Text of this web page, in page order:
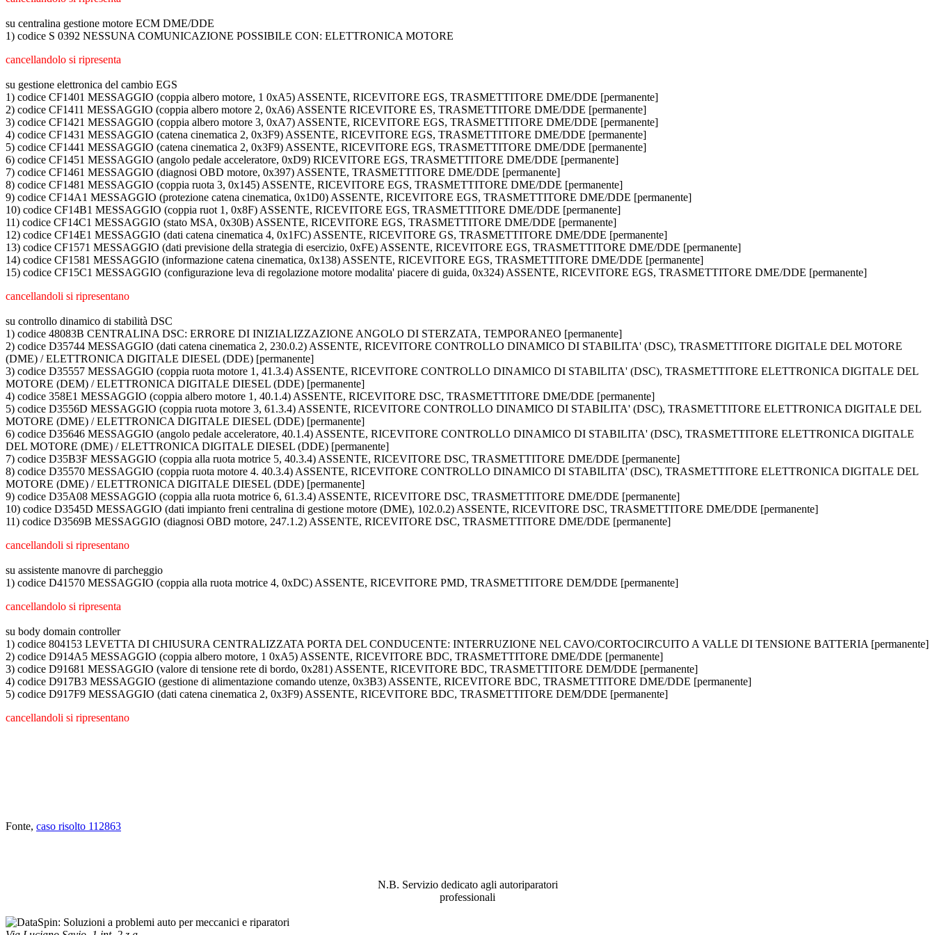
su centralina gestione motore ECM DME/DDE
1) codice S 0392 NESSUNA COMUNICAZIONE POSSIBILE CON: ELETTRONICA MOTORE
cancellandolo si ripresenta
su gestione elettronica del cambio EGS
1) codice CF1401 MESSAGGIO (coppia albero motore, 1 0xA5) ASSENTE, RICEVITORE EGS, TRASMETTITORE DME/DDE [permanente]
2) codice CF1411 MESSAGGIO (coppia albero motore 2, 0xA6) ASSENTE RICEVITORE ES, TRASMETTITORE DME/DDE [permanente]
3) codice CF1421 MESSAGGIO (coppia albero motore 3, 0xA7) ASSENTE, RICEVITORE EGS, TRASMETTITORE DME/DDE [permanente]
4) codice CF1431 MESSAGGIO (catena cinematica 2, 0x3F9) ASSENTE, RICEVITORE EGS, TRASMETTITORE DME/DDE [permanente]
5) codice CF1441 MESSAGGIO (catena cinematica 2, 0x3F9) ASSENTE, RICEVITORE EGS, TRASMETTITORE DME/DDE [permanente]
6) codice CF1451 MESSAGGIO (angolo pedale acceleratore, 0xD9) RICEVITORE EGS, TRASMETTITORE DME/DDE [permanente]
7) codice CF1461 MESSAGGIO (diagnosi OBD motore, 0x397) ASSENTE, TRASMETTITORE DME/DDE [permanente]
8) codice CF1481 MESSAGGIO (coppia ruota 3, 0x145) ASSENTE, RICEVITORE EGS, TRASMETTITORE DME/DDE [permanente]
9) codice CF14A1 MESSAGGIO (protezione catena cinematica, 0x1D0) ASSENTE, RICEVITORE EGS, TRASMETTITORE DME/DDE [permanente]
10) codice CF14B1 MESSAGGIO (coppia ruot 1, 0x8F) ASSENTE, RICEVITORE EGS, TRASMETTITORE DME/DDE [permanente]
11) codice CF14C1 MESSAGGIO (stato MSA, 0x30B) ASSENTE, RICEVITORE EGS, TRASMETTITORE DME/DDE [permanente]
12) codice CF14E1 MESSAGGIO (dati catena cinematica 4, 0x1FC) ASSENTE, RICEVITORE GS, TRASMETTITORE DME/DDE [permanente]
13) codice CF1571 MESSAGGIO (dati previsione della strategia di esercizio, 0xFE) ASSENTE, RICEVITORE EGS, TRASMETTITORE DME/DDE [permanente]
14) codice CF1581 MESSAGGIO (informazione catena cinematica, 0x138) ASSENTE, RICEVITORE EGS, TRASMETTITORE DME/DDE [permanente]
15) codice CF15C1 MESSAGGIO (configurazione leva di regolazione motore modalita' piacere di guida, 0x324) ASSENTE, RICEVITORE EGS, TRASMETTITORE DME/DDE [permanente]
cancellandoli si ripresentano
su controllo dinamico di stabilità DSC
1) codice 48083B CENTRALINA DSC: ERRORE DI INIZIALIZZAZIONE ANGOLO DI STERZATA, TEMPORANEO [permanente]
2) codice D35744 MESSAGGIO (dati catena cinematica 2, 230.0.2) ASSENTE, RICEVITORE CONTROLLO DINAMICO DI STABILITA' (DSC), TRASMETTITORE DIGITALE DEL MOTORE
(DME) / ELETTRONICA DIGITALE DIESEL (DDE) [permanente]
3) codice D35557 MESSAGGIO (coppia ruota motore 1, 41.3.4) ASSENTE, RICEVITORE CONTROLLO DINAMICO DI STABILITA' (DSC), TRASMETTITORE ELETTRONICA DIGITALE DEL
MOTORE (DEM) / ELETTRONICA DIGITALE DIESEL (DDE) [permanente]
4) codice 358E1 MESSAGGIO (coppia albero motore 1, 40.1.4) ASSENTE, RICEVITORE DSC, TRASMETTITORE DME/DDE [permanente]
5) codice D3556D MESSAGGIO (coppia ruota motore 3, 61.3.4) ASSENTE, RICEVITORE CONTROLLO DINAMICO DI STABILITA' (DSC), TRASMETTITORE ELETTRONICA DIGITALE DEL
MOTORE (DME) / ELETTRONICA DIGITALE DIESEL (DDE) [permanente]
6) codice D35646 MESSAGGIO (angolo pedale acceleratore, 40.1.4) ASSENTE, RICEVITORE CONTROLLO DINAMICO DI STABILITA' (DSC), TRASMETTITORE ELETTRONICA DIGITALE
DEL MOTORE (DME) / ELETTRONICA DIGITALE DIESEL (DDE) [permanente]
7) codice D35B3F MESSAGGIO (coppia alla ruota motrice 5, 40.3.4) ASSENTE, RICEVITORE DSC, TRASMETTITORE DME/DDE [permanente]
8) codice D35570 MESSAGGIO (coppia ruota motore 4. 40.3.4) ASSENTE, RICEVITORE CONTROLLO DINAMICO DI STABILITA' (DSC), TRASMETTITORE ELETTRONICA DIGITALE DEL
MOTORE (DME) / ELETTRONICA DIGITALE DIESEL (DDE) [permanente]
9) codice D35A08 MESSAGGIO (coppia alla ruota motrice 6, 61.3.4) ASSENTE, RICEVITORE DSC, TRASMETTITORE DME/DDE [permanente]
10) codice D3545D MESSAGGIO (dati impianto freni centralina di gestione motore (DME), 102.0.2) ASSENTE, RICEVITORE DSC, TRASMETTITORE DME/DDE [permanente]
11) codice D3569B MESSAGGIO (diagnosi OBD motore, 247.1.2) ASSENTE, RICEVITORE DSC, TRASMETTITORE DME/DDE [permanente]
cancellandoli si ripresentano
su assistente manovre di parcheggio
1) codice D41570 MESSAGGIO (coppia alla ruota motrice 4, 0xDC) ASSENTE, RICEVITORE PMD, TRASMETTITORE DEM/DDE [permanente]
cancellandolo si ripresenta
su body domain controller
1) codice 804153 LEVETTA DI CHIUSURA CENTRALIZZATA PORTA DEL CONDUCENTE: INTERRUZIONE NEL CAVO/CORTOCIRCUITO A VALLE DI TENSIONE BATTERIA [permanente]
2) codice D914A5 MESSAGGIO (coppia albero motore, 1 0xA5) ASSENTE, RICEVITORE BDC, TRASMETTITORE DME/DDE [permanente]
3) codice D91681 MESSAGGIO (valore di tensione rete di bordo, 0x281) ASSENTE, RICEVITORE BDC, TRASMETTITORE DEM/DDE [permanente]
4) codice D917B3 MESSAGGIO (gestione di alimentazione comando utenze, 0x3B3) ASSENTE, RICEVITORE BDC, TRASMETTITORE DME/DDE [permanente]
5) codice D917F9 MESSAGGIO (dati catena cinematica 2, 0x3F9) ASSENTE, RICEVITORE BDC, TRASMETTITORE DEM/DDE [permanente]
cancellandoli si ripresentano
Fonte, caso risolto 112863
N.B. Servizio dedicato agli autoriparatori
professionali